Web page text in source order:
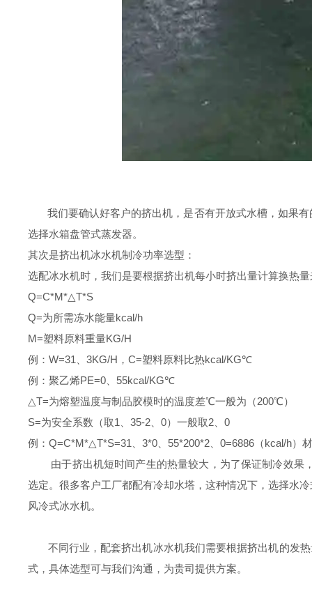
我们要确认好客户的挤出机，是否有开放式水槽，如果
选择水箱盘管式蒸发器。
其次是挤出机冰水机制冷功率选型：
选配冰水机时，我们是要根据挤出机每小时挤出量计算换热
Q=C*M*△T*S
Q=为所需冻水能量kcal/h
M=塑料原料重量KG/H
例：W=31、3KG/H，C=塑料原料比热kcal/KG℃
例：聚乙烯PE=0、55kcal/KG℃
△T=为熔塑温度与制品胶模时的温度差℃一般为（200℃）
S=为安全系数（取1、35-2、0）一般取2、0
例：Q=C*M*△T*S=31、3*0、55*200*2、0=6886（kcal/h
由于挤出机短时间产生的热量较大，为了保证制冷效果
选定。很多客户工厂都配有冷却水塔，这种情况下，选择水
风冷式冰水机。
不同行业，配套挤出机冰水机我们需要根据挤出机的发
式，具体选型可与我们沟通，为贵司提供方案。